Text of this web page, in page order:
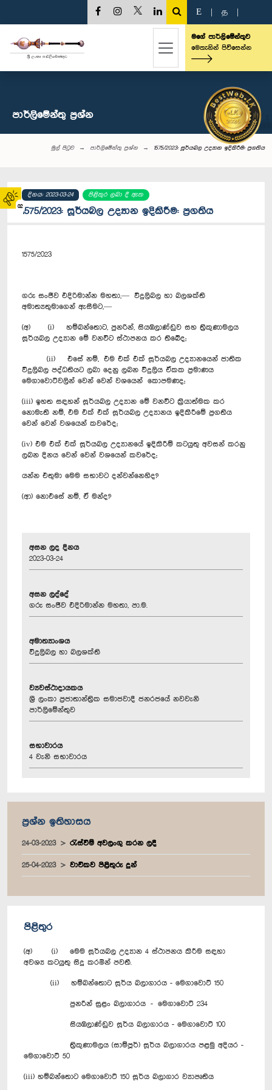
02
E த
මගේ පාර්ලිමේන්තුව
මෙතැනින් පිවිසෙන්න
පාර්ලි‌මේන්තු‌ ප්‍රශ්න
මුල් පිටුව පාර්ලි‌මේන්තු‌ ප්‍රශ්න 1575/2023: සූර්යබල උද්‍යාන ඉදිකිරීම: ප්‍රගතිය
දිනය: 2023-03-24 පිළිතුර ලබා දී ඇත
1575/2023: සූර්යබල උද්‍යාන ඉදිකිරීම: ප්‍රගතිය
1575/2023
ගරු සංජීව එදිරිමාන්න මහතා,— විදුලිබල හා බලශක්ති
අමාත්‍යතුමාගෙන් ඇසීමට,—
(අ) (i) හම්බන්තොට, පුනරින්, සියඹලාණ්ඩුව සහ ත්‍රිකුණාමලය
සූර්යබල උද්‍යාන මේ වනවිට ස්ථාපනය කර තිබේද;
(ii) එසේ නම්, එම එක් එක් සූර්යබල උද්‍යානයෙන් ජාතික
විදුලිබල පද්ධතියට ලබා දෙනු ලබන විදුලිය ඒකක ප්‍රමාණය
මෙගාවොට්වලින් වෙන් වෙන් වශයෙන් කොපමණද;
(iii) ඉහත සඳහන් සූර්යබල උද්‍යාන මේ වනවිට ක්‍රියාත්මක කර
නොමැති නම්, එම එක් එක් සූර්යබල උද්‍යානය ඉදිකිරීමේ ප්‍රගතිය
වෙන් වෙන් වශයෙන් කවරේද;
(iv) එම එක් එක් සූර්යබල උද්‍යානයේ ඉදිකිරීම් කටයුතු අවසන් කරනු
ලබන දිනය වෙන් වෙන් වශයෙන් කවරේද;
යන්න එතුමා මෙම සභාවට දන්වන්නෙහිද?
(ආ) නොඑසේ නම්, ඒ මන්ද?
අසන ලද දිනය
2023-03-24
අසන ලද්දේ
ගරු සංජීව එදිරිමාන්න මහතා, පා.ම.
අමාත්‍යාංශය
විදුලිබල හා බලශක්ති
ව්‍යවස්ථාදායකය
ශ්‍රී ලංකා ප්‍රජාතාන්ත්‍රික සමාජවාදී ජනරජයේ නවවැනි
පාර්ලිමේන්තුව
සභාවාරය
4 වැනි සභාවාරය
ප්‍රශ්න ඉතිහාසය
24-03-2023 රැස්වීම් අවලංගු කරන ලදී
25-04-2023 වාචිකව පිළිතුරු දුන්
පිළිතුර
(අ) (i) මෙම සූර්යබල උද්‍යාන 4 ස්ථාපනය කිරීම සඳහා
අවශ්‍ය කටයුතු සිදු කරමින් පවතී.
(ii) හම්බන්තොට සූර්ය බලාගාරය - මෙගාවොට් 150
පුනරීන් සුළං බලාගාරය - මෙගාවොට් 234
සියඹලාණ්ඩුව සූර්ය බලාගාරය - මෙගාවොට් 100
ත්‍රිකුණාමලය (සාම්පූර්) සූර්ය බලාගාරය පළමු අදියර -
මෙගාවොට් 50
(iii) හම්බන්තොට මෙගාවොට් 150 සූර්ය බලාගාර ව්‍යාපෘතිය